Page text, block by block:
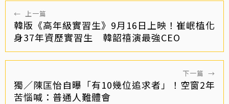
← 上一篇
韓版《高年級實習生》9月16日上映！崔岷植化
身37年資歷實習生 韓韶禧演最強CEO
下一篇 →
獨／陳匡怡自曝「有10幾位追求者」！空窗2年
苦惱喊：普通人難體會